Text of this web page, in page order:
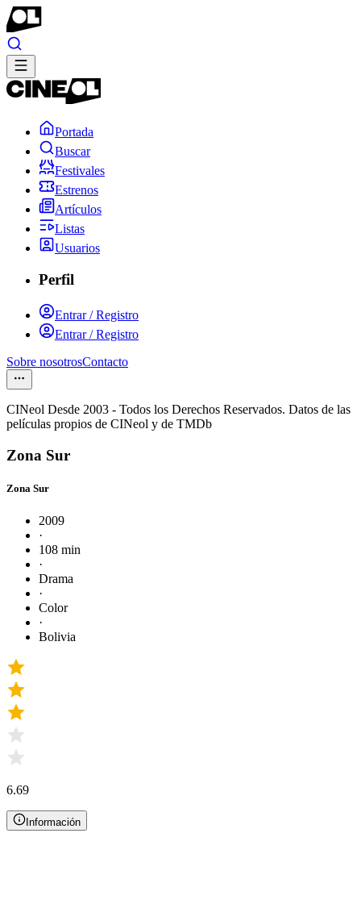
Portada
Buscar
Festivales
Estrenos
Artículos
Listas
Usuarios
Perfil
Entrar / Registro
Entrar / Registro
Sobre nosotrosContacto
CINeol Desde 2003 - Todos los Derechos Reservados. Datos de las
películas propios de CINeol y de TMDb
Zona Sur
Zona Sur
2009
·
108 min
·
Drama
·
Color
·
Bolivia
6.69
Información